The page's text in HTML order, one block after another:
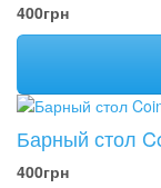
400грн
Барный стол
400грн